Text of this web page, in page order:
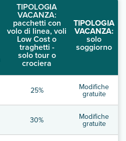
TIPOLOGIA
VACANZA:
pacchetti con
volo di linea, voli
Low Cost o
traghetti -
solo tour o
crociera
TIPOLOGIA
VACANZA:
solo
soggiorno
25% Modifiche
gratuite
30% Modifiche
gratuite